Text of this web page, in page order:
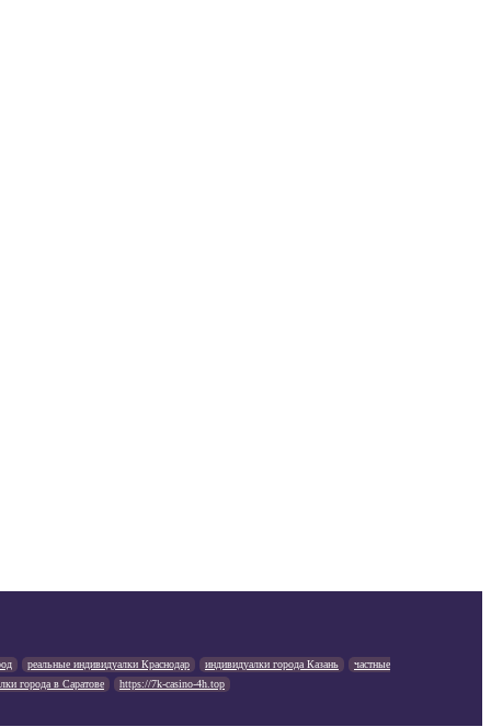
реальные индивидуалки Краснодар индивидуалки города Казань
частные
города в Саратове https://7k-casino-4h.top